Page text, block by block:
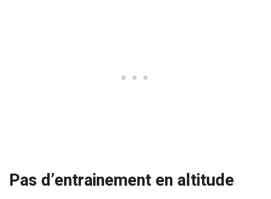
Pas d’entrainement en altitude